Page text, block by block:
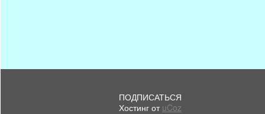
ПОДПИСАТЬСЯ
Хостинг от uCoz